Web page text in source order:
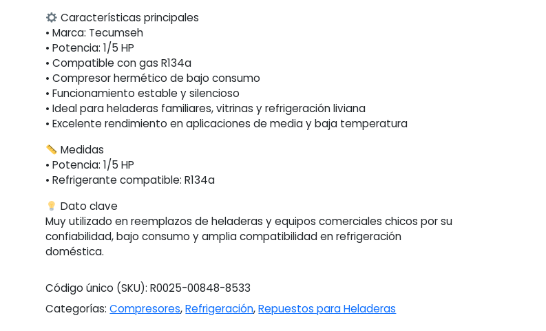
Características principales
• Marca: Tecumseh
• Potencia: 1/5 HP
• Compatible con gas R134a
• Compresor hermético de bajo consumo
• Funcionamiento estable y silencioso
• Ideal para heladeras familiares, vitrinas y refrigeración liviana
• Excelente rendimiento en aplicaciones de media y baja temperatura
Medidas
• Potencia: 1/5 HP
• Refrigerante compatible: R134a
Dato clave
Muy utilizado en reemplazos de heladeras y equipos comerciales chicos por su
confiabilidad, bajo consumo y amplia compatibilidad en refrigeración
doméstica.
Código único (SKU):R0025-00848-8533
Categorías:Compresores,Refrigeración,Repuestos para Heladeras